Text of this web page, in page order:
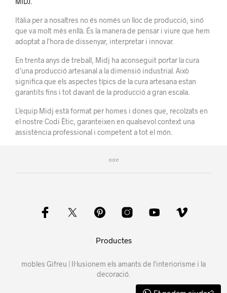
Itàlia per a nosaltres no és només un lloc de producció, sinó
que va molt més enllà. És la manera de pensar i viure que hem
adoptat a l’hora de dissenyar, interpretar i innovar.
En trenta anys de treball, Midj ha aconseguit portar la cura
d’una producció artesanal a la dimensió industrial. Això
significa que els aspectes típics de la cura artesana estan
garantits fins i tot davant de la producció a gran escala.
L’equip Midj està format per homes i dones que, recolzats en
el nostre Codi Ètic, garanteixen en qualsevol context una
assistència professional i competent a tot el món.
Productes
mobles Gifreu | Il·lusionem els amants de l'interiorisme i la
decoració.